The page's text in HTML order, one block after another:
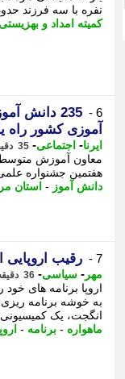
نفره با سه فرزند حدود 5 میلیون و 400 هزار تومان دریافت می کنند. پایگاه
کمیته امداد و بهزیستی
6 -
235 دانش
آموزی کشور راه
ایرنا- اجتماعی- 35 دقیقه پیش - شنبه 17 مرداد 1405، 10:51
هفتمین جشنواره
دانش آموز - استان
7 - رقیب اروپایی
مهر - سیاسی- 36 دقیقه پیش - شنبه 17 مرداد 1405، 10:50
به خوشه برنامه
انگجت، یک کمیسیونی
ماهواره - برنامه -